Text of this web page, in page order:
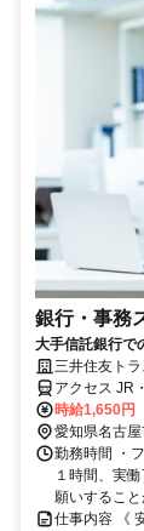
銀行・事務
大手信託銀行で
バランス◎
三井住友ト
アクセス JR
時給1,650円
愛知県名古
勤務時間 ・
１時間、実
願いすること
仕事内容 《